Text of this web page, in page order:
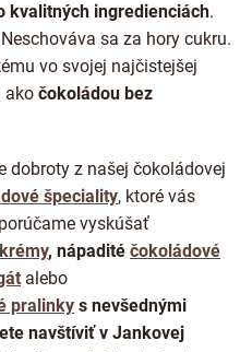
kvalitných ingredienciách.
sa za hory cukru.
vo svojej najčistejšej
ako čokoládou bez
dobroty z našej čokoládovej
špeciality, ktoré vás
vyskúšať
, nápadité čokoládové
alebo
pralinky s nevšednými
navštíviť v Jankovej